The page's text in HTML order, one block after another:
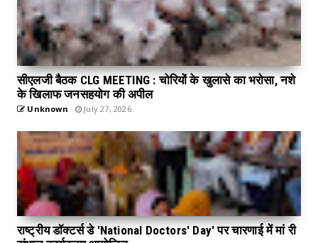
सीएलजी बैठक CLG MEETING : चोरियों के खुलासे का भरोसा, नशे
के खिलाफ जनसहयोग की अपील
Unknown July 27, 2026
राष्ट्रीय डॉक्टर्स डे 'National Doctors' Day' पर चारणाई में मां री